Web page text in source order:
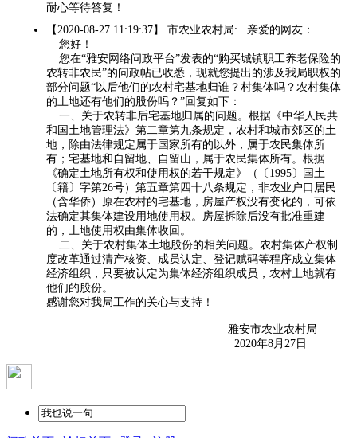
耐心等待答复！
【2020-08-27 11:19:37】 市农业农村局: 亲爱的网友：
您好！
您在“雅安网络问政平台”发表的“购买城镇职工养老保险的
农转非农民”的问政帖已收悉，现就您提出的涉及我局职权的
部分问题“以后他们的农村宅基地归谁？村集体吗？农村集体
的土地还有他们的股份吗？”回复如下：
一、关于农转非后宅基地归属的问题。根据《中华人民共
和国土地管理法》第二章第九条规定，农村和城市郊区的土
地，除由法律规定属于国家所有的以外，属于农民集体所
有；宅基地和自留地、自留山，属于农民集体所有。根据
《确定土地所有权和使用权的若干规定》（〔1995〕国土
〔籍〕字第26号）第五章第四十八条规定，非农业户口居民
（含华侨）原在农村的宅基地，房屋产权没有变化的，可依
法确定其集体建设用地使用权。房屋拆除后没有批准重建
的，土地使用权由集体收回。
二、关于农村集体土地股份的相关问题。农村集体产权制
度改革通过清产核资、成员认定、登记赋码等程序成立集体
经济组织，只要被认定为集体经济组织成员，农村土地就有
他们的股份。
感谢您对我局工作的关心与支持！
雅安市农业农村局
2020年8月27日